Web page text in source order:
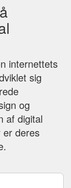
internettets
sig
og
af digital
er deres